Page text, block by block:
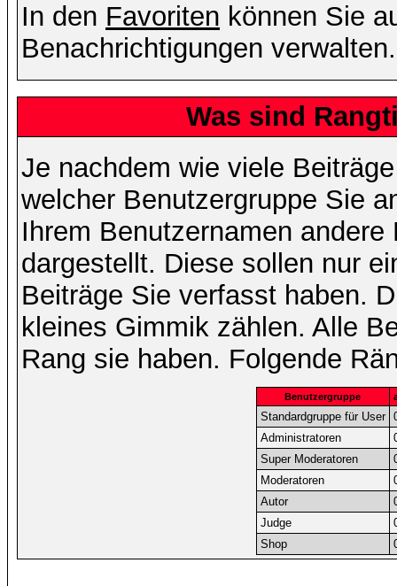
In den Favoriten können Sie
Benachrichtigungen verwalten.
Was sind
Je nachdem wie viele
welcher Benutzergruppe Sie
Ihrem Benutzernamen
dargestellt. Diese sollen nur
Beiträge Sie verfasst haben.
kleines Gimmik zählen. Alle
Rang sie haben. Folgende
Benutzergruppe
Standardgruppe für User
Administratoren
Super Moderatoren
Moderatoren
Autor
Judge
Shop